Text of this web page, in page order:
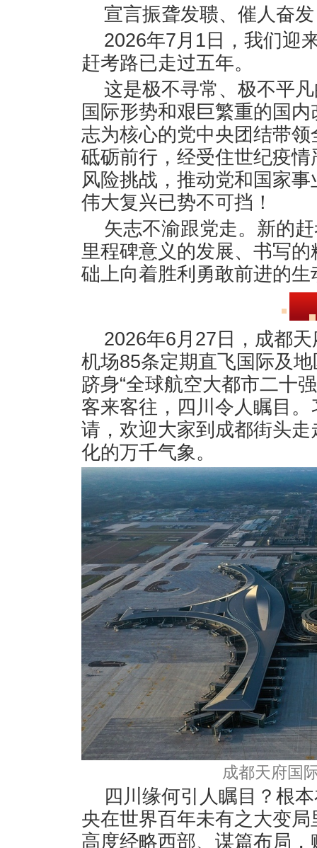
宣言振聋发聩、催人奋
2026年7月1日，我们迎
赶考路已走过五年。
这是极不寻常、极不平
国际形势和艰巨繁重的国
志为核心的党中央团结带
砥砺前行，经受住世纪疫
风险挑战，推动党和国家
伟大复兴已势不可挡！
矢志不渝跟党走。新的
里程碑意义的发展、书写
础上向着胜利勇敢前进的生
2026年6月27日，成都
机场85条定期直飞国际及
跻身“全球航空大都市二十
客来客往，四川令人瞩目
请，欢迎大家到成都街头
化的万千气象。
成都天府国
四川缘何引人瞩目？根
央在世界百年未有之大变
高度经略西部、谋篇布局